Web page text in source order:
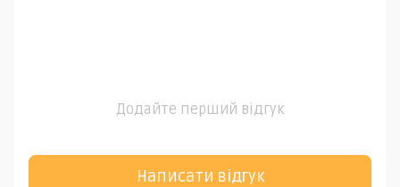
Додайте перший відгук
Написати відгук